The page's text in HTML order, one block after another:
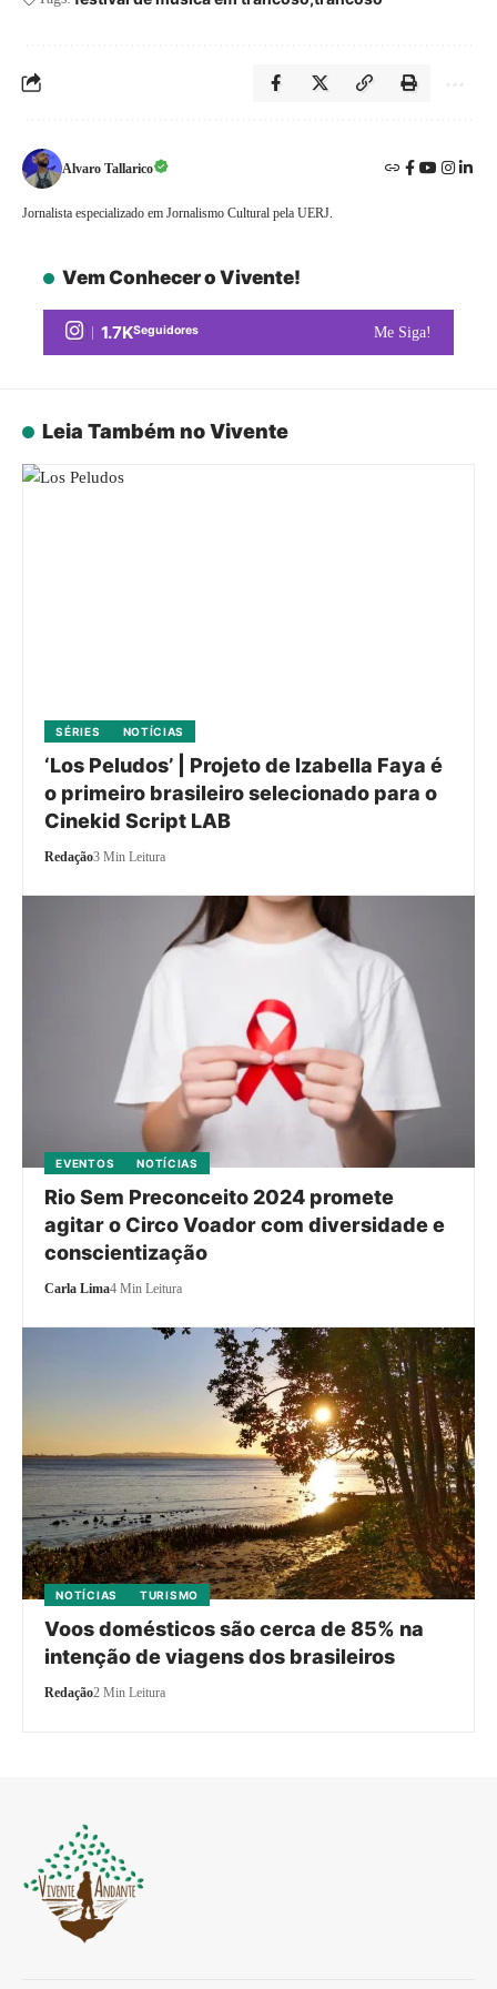
Alvaro Tallarico
Jornalista especializado em Jornalismo Cultural pela UERJ.
Vem Conhecer o Vivente!
1.7KSeguidores Me Siga!
Leia Também no Vivente
SÉRIES NOTÍCIAS
‘Los Peludos’ | Projeto de Izabella Faya é
o primeiro brasileiro selecionado para o
Cinekid Script LAB
Redação3 Min Leitura
EVENTOS NOTÍCIAS
Rio Sem Preconceito 2024 promete
agitar o Circo Voador com diversidade e
conscientização
Carla Lima4 Min Leitura
NOTÍCIAS TURISMO
Voos domésticos são cerca de 85% na
intenção de viagens dos brasileiros
Redação2 Min Leitura